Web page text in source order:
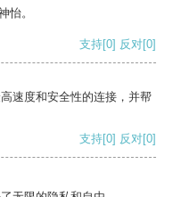
怡。
支持[0] 反对[0]
速度和安全性的连接，并帮
支持[0] 反对[0]